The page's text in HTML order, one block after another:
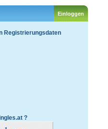
Registrierungsdaten
?